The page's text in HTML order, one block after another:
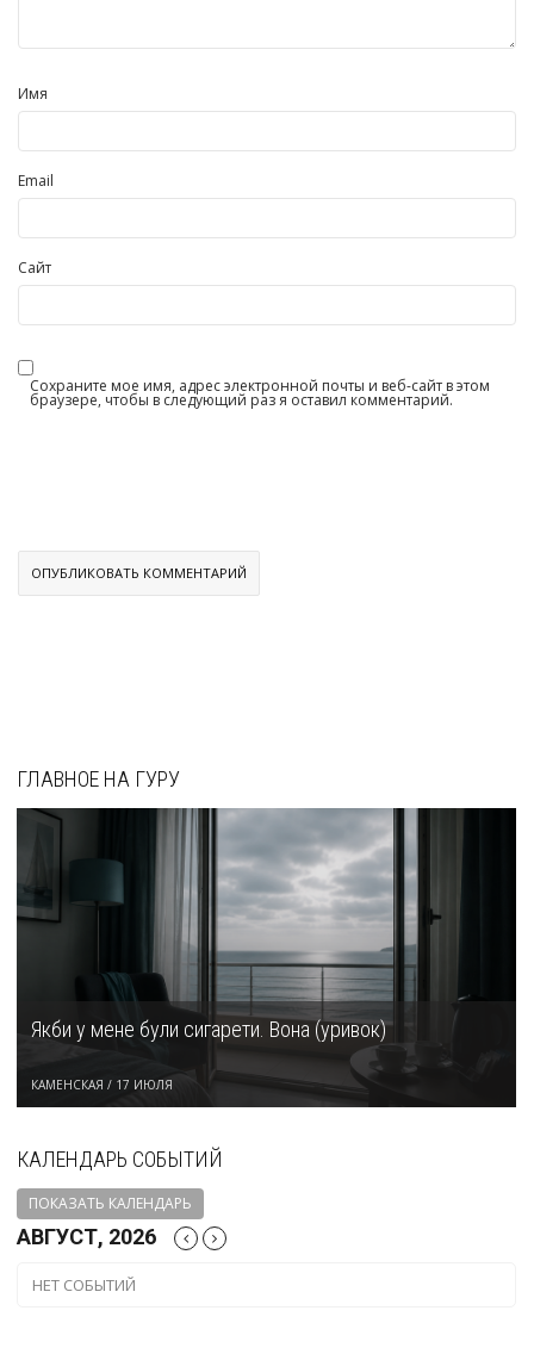
Имя
Email
Сайт
Сохраните мое имя, адрес электронной почты и веб-сайт в этом
браузере, чтобы в следующий раз я оставил комментарий.
ГЛАВНОЕ НА ГУРУ
Якби у мене були сигарети. Вона (уривок)
КАМЕНСКАЯ / 17 ИЮЛЯ
КАЛЕНДАРЬ СОБЫТИЙ
ПОКАЗАТЬ КАЛЕНДАРЬ
АВГУСТ, 2026
НЕТ СОБЫТИЙ